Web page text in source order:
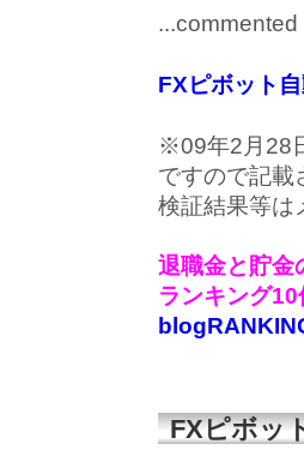
FXピボット
※09年2月28
ですので記載
検証結果等は
退職金と貯金
ランキング
FXピボッ